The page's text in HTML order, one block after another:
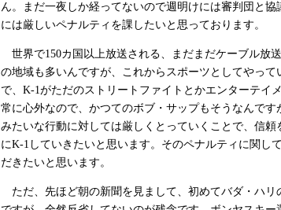
ん。まだ一夜しか経ってないので週明けには審判団と協
には厳しいペナルティを課したいと思っております。
世界で150カ国以上放送される、まだまだケーブル放
の地域も多いんですが、これからスポーツとしてやって
で、K-1がただのストリートファイトとかエンターテイ
常に心外なので、かつてのボブ・サップもそうなんです
みたいな行動に対しては厳しくとっていくことで、信頼
にK-1していきたいと思います。そのペナルティに関し
だきたいと思います。
ただ、先ほど朝の新聞を見まして、初めてバダ・ハリ